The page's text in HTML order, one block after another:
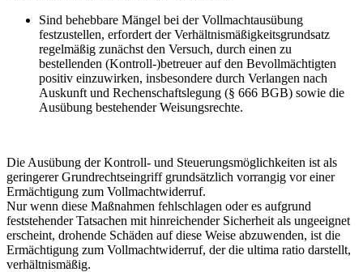
Sind behebbare Mängel bei der Vollmachtausübung
festzustellen, erfordert der Verhältnismäßigkeitsgrundsatz
regelmäßig zunächst den Versuch, durch einen zu
bestellenden (Kontroll-)betreuer auf den Bevollmächtigten
positiv einzuwirken, insbesondere durch Verlangen nach
Auskunft und Rechenschaftslegung (§ 666 BGB) sowie die
Ausübung bestehender Weisungsrechte.
Die Ausübung der Kontroll- und Steuerungsmöglichkeiten ist als
geringerer Grundrechtseingriff grundsätzlich vorrangig vor einer
Ermächtigung zum Vollmachtwiderruf.
Nur wenn diese Maßnahmen fehlschlagen oder es aufgrund
feststehender Tatsachen mit hinreichender Sicherheit als ungeeignet
erscheint, drohende Schäden auf diese Weise abzuwenden, ist die
Ermächtigung zum Vollmachtwiderruf, der die ultima ratio darstellt,
verhältnismäßig.